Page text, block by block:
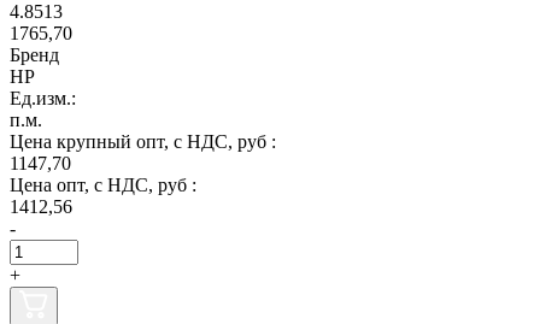
4.8513
1765,70
Бренд
НР
Ед.изм.:
п.м.
Цена крупный опт, с НДС, руб :
1147,70
Цена опт, с НДС, руб :
1412,56
-
+